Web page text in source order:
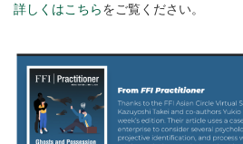
詳しくはこちらをご覧ください。